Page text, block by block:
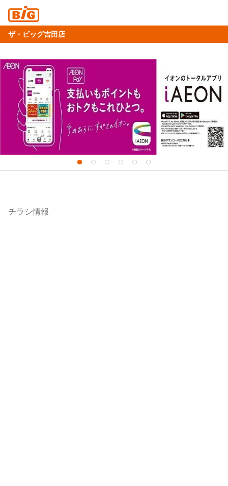
ザ・ビッグ吉田店
チラシ情報